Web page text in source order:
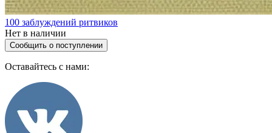
100 заблуждений ритвиков
Нет в наличии
Сообщить о поступлении
Оставайтесь с нами: